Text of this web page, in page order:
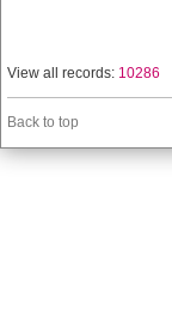
View all records: 10286
Back to top